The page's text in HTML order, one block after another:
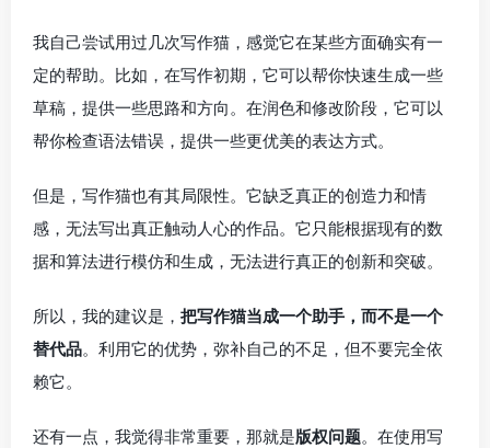
我自己尝试用过几次写作猫，感觉它在某些方面确实有一
定的帮助。比如，在写作初期，它可以帮你快速生成一些
草稿，提供一些思路和方向。在润色和修改阶段，它可以
帮你检查语法错误，提供一些更优美的表达方式。
但是，写作猫也有其局限性。它缺乏真正的创造力和情
感，无法写出真正触动人心的作品。它只能根据现有的数
据和算法进行模仿和生成，无法进行真正的创新和突破。
所以，我的建议是， 把写作猫当成一个助手，而不是一个
替代品。利用它的优势，弥补自己的不足，但不要完全依
赖它。
还有一点，我觉得非常重要，那就是版权问题。在使用写